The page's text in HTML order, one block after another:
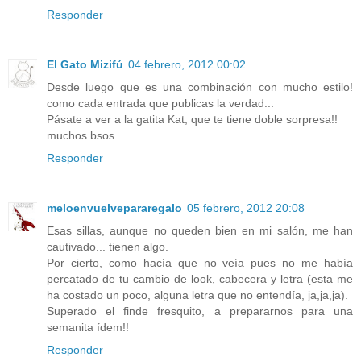
Responder
El Gato Mizifú 04 febrero, 2012 00:02
Desde luego que es una combinación con mucho estilo!
como cada entrada que publicas la verdad...
Pásate a ver a la gatita Kat, que te tiene doble sorpresa!!
muchos bsos
Responder
meloenvuelvepararegalo 05 febrero, 2012 20:08
Esas sillas, aunque no queden bien en mi salón, me han
cautivado... tienen algo.
Por cierto, como hacía que no veía pues no me había
percatado de tu cambio de look, cabecera y letra (esta me
ha costado un poco, alguna letra que no entendía, ja,ja,ja).
Superado el finde fresquito, a prepararnos para una
semanita ídem!!
Responder